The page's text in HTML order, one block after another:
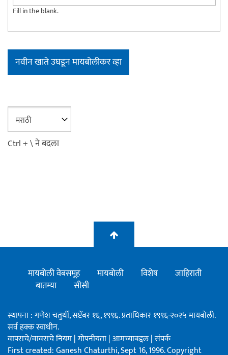
Fill in the blank.
Ctrl + \ ने बदला
मायबोली वेबसमूह मायबोली विशेष
जाहिराती
बातम्या
सीसी
स्थापना : गणेश चतुर्थी, सप्टेंबर १६, १९९६. प्रताधिकार १९९६-२०२५ मायबोली.
सर्व हक्क स्वाधीन.
वापराचे/वावराचे नियम|गोपनीयता|आमच्याबद्दल|संपर्क
First created: Ganesh Chaturthi, Sept 16, 1996. Copyright